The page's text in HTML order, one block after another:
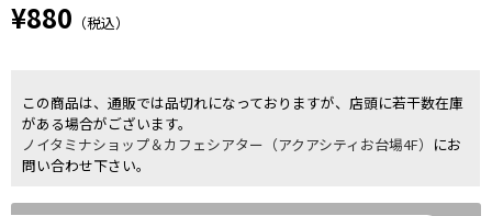
¥880 （税込）
この商品は、通販では品切れになっておりますが、店頭に若干数在庫
がある場合がございます。
ノイタミナショップ＆カフェシアター（アクアシティお台場4F） にお
問い合わせ下さい。